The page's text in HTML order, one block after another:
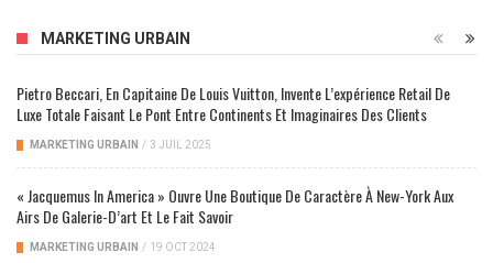
MARKETING URBAIN
Pietro Beccari, En Capitaine De Louis Vuitton, Invente L’expérience Retail De
Luxe Totale Faisant Le Pont Entre Continents Et Imaginaires Des Clients
MARKETING URBAIN / 3 JUIL 2025
« Jacquemus In America » Ouvre Une Boutique De Caractère À New-York Aux
Airs De Galerie-D’art Et Le Fait Savoir
MARKETING URBAIN / 19 OCT 2024